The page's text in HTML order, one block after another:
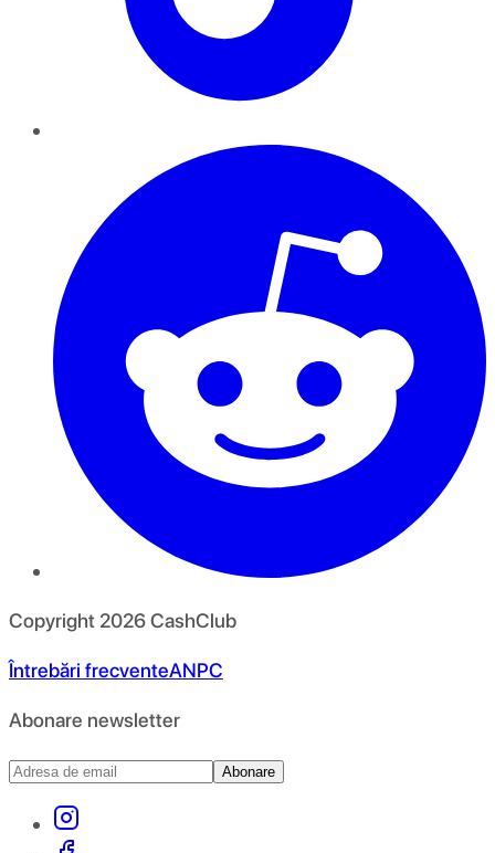
Copyright 2026CashClub
Întrebări frecventeANPC
Abonare newsletter
Abonare